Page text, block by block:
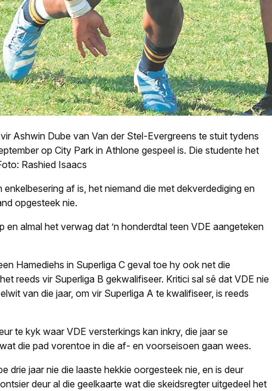
Ashwin Dube van Van der Stel-Evergreens te stuit tydens
op City Park in Athlone gespeel is. Die studente het
Rashied Isaacs
af is, het niemand die met dekverdediging en
opgesteek nie.
almal het verwag dat ’n honderdtal teen VDE aangeteken
Hamediehs in Superliga C geval toe hy ook net die
reeds vir Superliga B gekwalifiseer. Kritici sal sê dat VDE nie
van die jaar, om vir Superliga A te kwalifiseer, is reeds
te kyk waar VDE versterkings kan inkry, die jaar se
die pad vorentoe in die af- en voorseisoen gaan wees.
drie jaar nie die laaste hekkie oorgesteek nie, en is deur
deur al die geelkaarte wat die skeidsregter uitgedeel het